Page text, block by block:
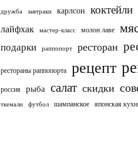
дружба завтраки карлсон коктейли
лайфхак мастер-класс молон лаве
подарки раппопорт ресторан
рестораны раппопорта рецепт
россия рыба салат скидки
ткемали
футбол шампанское японская